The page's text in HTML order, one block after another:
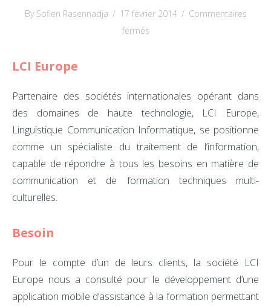
By Sofien Rasennadja / 17 février 2014 / Commentaires
ferméssur
LCI Europe
Partenaire des sociétés internationales opérant dans
des domaines de haute technologie, LCI Europe,
Linguistique Communication Informatique, se positionne
comme un spécialiste du traitement de l’information,
capable de répondre à tous les besoins en matière de
communication et de formation techniques multi-
culturelles.
Besoin
Pour le compte d’un de leurs clients, la société LCI
Europe nous a consulté pour le développement d’une
application mobile d’assistance à la formation permettant